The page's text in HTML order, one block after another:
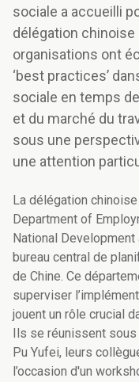
sociale a accueilli
délégation chinoise
organisations ont
‘best practices’
sociale en temps
et du marché du
sous une
une attention
La délégation
Department of
National
bureau central de
de Chine. Ce
superviser
jouent un rôle crucial
Ils se réunissent
Pu Yufei, leurs
l’occasion d'un